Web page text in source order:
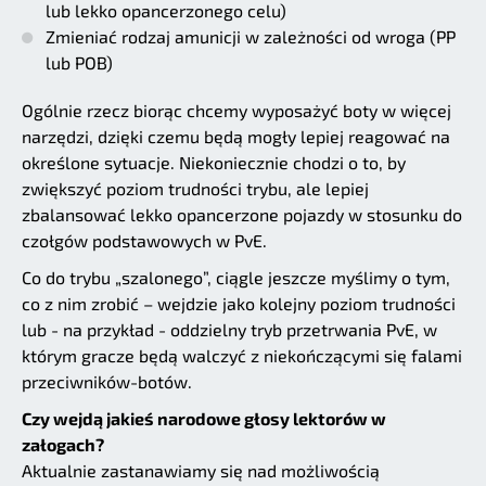
lub lekko opancerzonego celu)
Zmieniać rodzaj amunicji w zależności od wroga (PP
lub POB)
Ogólnie rzecz biorąc chcemy wyposażyć boty w więcej
narzędzi, dzięki czemu będą mogły lepiej reagować na
określone sytuacje. Niekoniecznie chodzi o to, by
zwiększyć poziom trudności trybu, ale lepiej
zbalansować lekko opancerzone pojazdy w stosunku do
czołgów podstawowych w PvE.
Co do trybu „szalonego”, ciągle jeszcze myślimy o tym,
co z nim zrobić – wejdzie jako kolejny poziom trudności
lub - na przykład - oddzielny tryb przetrwania PvE, w
którym gracze będą walczyć z niekończącymi się falami
przeciwników-botów.
Czy wejdą jakieś narodowe głosy lektorów w
załogach?
Aktualnie zastanawiamy się nad możliwością